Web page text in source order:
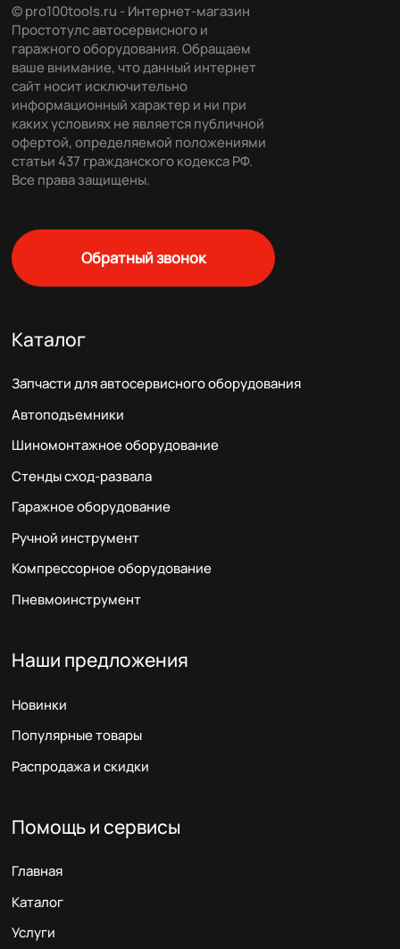
© pro100tools.ru - Интернет-магазин
Простотулс автосервисного и
гаражного оборудования. Обращаем
ваше внимание, что данный интернет
сайт носит исключительно
информационный характер и ни при
каких условиях не является публичной
офертой, определяемой положениями
статьи 437 гражданского кодекса РФ.
Все права защищены.
Обратный звонок
Каталог
Запчасти для автосервисного оборудования
Автоподъемники
Шиномонтажное оборудование
Стенды сход-развала
Гаражное оборудование
Ручной инструмент
Компрессорное оборудование
Пневмоинструмент
Наши предложения
Новинки
Популярные товары
Распродажа и скидки
Помощь и сервисы
Главная
Каталог
Услуги